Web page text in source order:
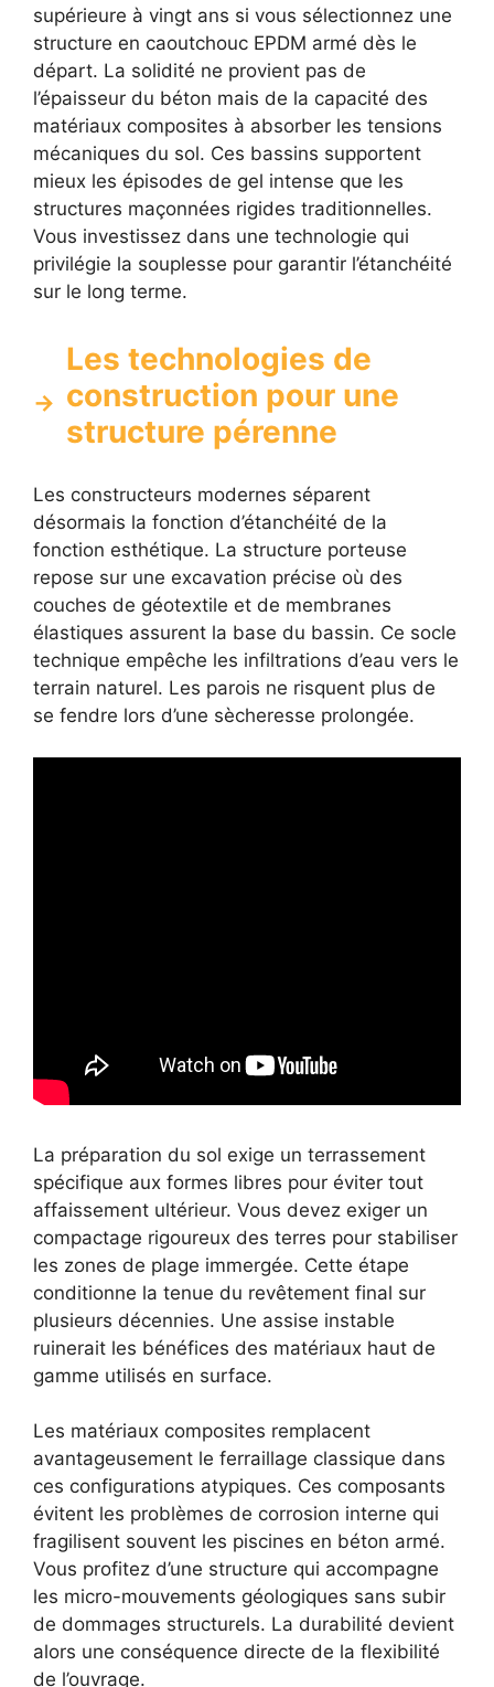
supérieure à vingt ans si vous sélectionnez une
structure en caoutchouc EPDM armé dès le
départ. La solidité ne provient pas de
l’épaisseur du béton mais de la capacité des
matériaux composites à absorber les tensions
mécaniques du sol. Ces bassins supportent
mieux les épisodes de gel intense que les
structures maçonnées rigides traditionnelles.
Vous investissez dans une technologie qui
privilégie la souplesse pour garantir l’étanchéité
sur le long terme.
Les technologies de
construction pour une
structure pérenne
Les constructeurs modernes séparent
désormais la fonction d’étanchéité de la
fonction esthétique. La structure porteuse
repose sur une excavation précise où des
couches de géotextile et de membranes
élastiques assurent la base du bassin. Ce socle
technique empêche les infiltrations d’eau vers le
terrain naturel. Les parois ne risquent plus de
se fendre lors d’une sècheresse prolongée.
La préparation du sol exige un terrassement
spécifique aux formes libres pour éviter tout
affaissement ultérieur. Vous devez exiger un
compactage rigoureux des terres pour stabiliser
les zones de plage immergée. Cette étape
conditionne la tenue du revêtement final sur
plusieurs décennies. Une assise instable
ruinerait les bénéfices des matériaux haut de
gamme utilisés en surface.
Les matériaux composites remplacent
avantageusement le ferraillage classique dans
ces configurations atypiques. Ces composants
évitent les problèmes de corrosion interne qui
fragilisent souvent les piscines en béton armé.
Vous profitez d’une structure qui accompagne
les micro-mouvements géologiques sans subir
de dommages structurels. La durabilité devient
alors une conséquence directe de la flexibilité
de l’ouvrage.